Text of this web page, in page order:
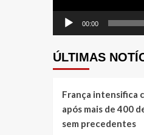
00:00
ÚLTIMAS
França intensifica
após mais de 400
sem precedentes